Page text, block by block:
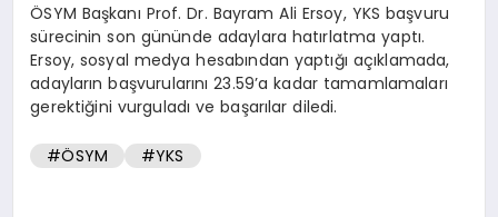
ÖSYM Başkanı Prof. Dr. Bayram Ali Ersoy, YKS başvuru
sürecinin son gününde adaylara hatırlatma yaptı.
Ersoy, sosyal medya hesabından yaptığı açıklamada,
adayların başvurularını 23.59’a kadar tamamlamaları
gerektiğini vurguladı ve başarılar diledi.
#ÖSYM #YKS